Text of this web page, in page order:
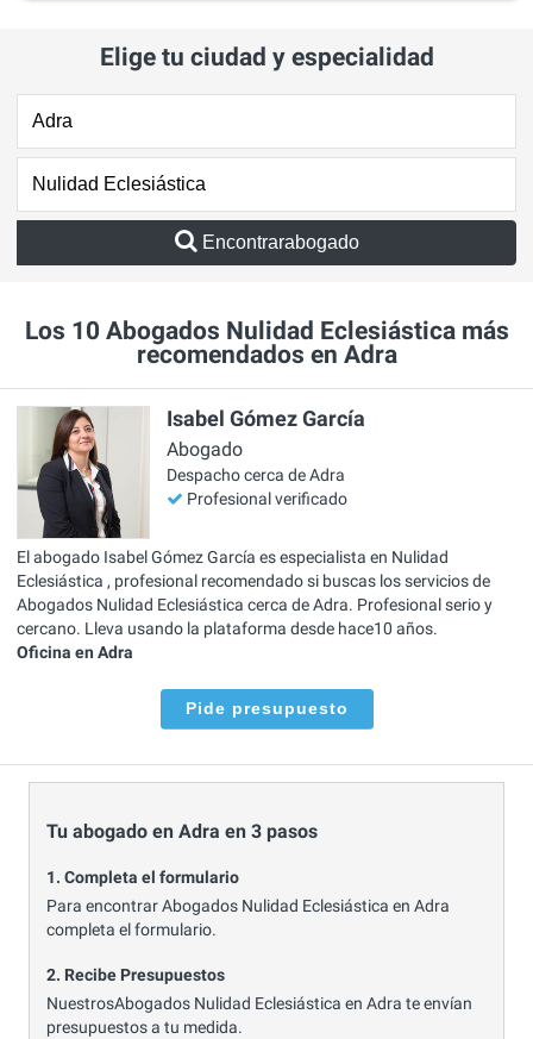
Elige tu ciudad y especialidad
Encontrarabogado
Los 10 Abogados Nulidad Eclesiástica más
recomendados en Adra
Isabel Gómez García
Abogado
Despacho cerca de Adra
Profesional verificado
El abogado Isabel Gómez García es especialista en Nulidad
Eclesiástica , profesional recomendado si buscas los servicios de
Abogados Nulidad Eclesiástica cerca de Adra. Profesional serio y
cercano. Lleva usando la plataforma desde hace10 años.
Oficina en Adra
Pide presupuesto
Tu abogado en Adra en 3 pasos
1. Completa el formulario
Para encontrar Abogados Nulidad Eclesiástica en Adra
completa el formulario.
2. Recibe Presupuestos
NuestrosAbogados Nulidad Eclesiástica en Adra te envían
presupuestos a tu medida.